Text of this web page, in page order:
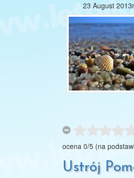
Bałtykiem
23 August
ocena 0/5 (na
Ustrój